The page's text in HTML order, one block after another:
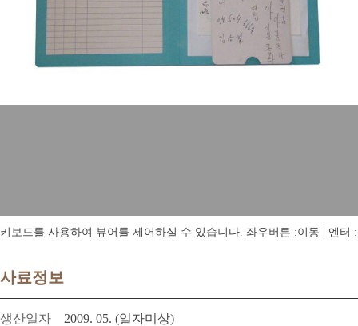
키보드를 사용하여 뷰어를 제어하실 수 있습니다. 좌우버튼 :이동 | 엔터
사료정보
생산일자 2009. 05. (일자미상)